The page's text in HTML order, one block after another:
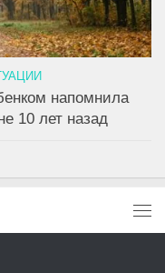
напомнила
10 лет назад